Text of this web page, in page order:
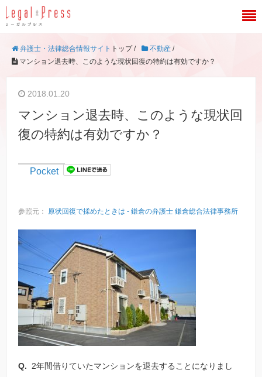
弁護士・法律総合情報サイト トップ / 不動産 /
マンション退去時、このような現状回復の特約は有効ですか？
2018.01.20
マンション退去時、このような現状回
復の特約は有効ですか？
Pocket
参照元： 原状回復で揉めたときは - 鎌倉の弁護士 鎌倉総合法律事務所
Q. 2年間借りていたマンションを退去することになりまし